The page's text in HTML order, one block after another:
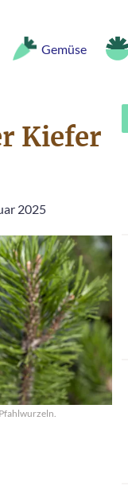
Gemüse
Kiefer
2025